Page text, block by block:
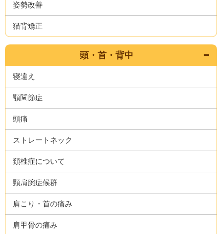
姿勢改善
猫背矯正
頭・首・背中
寝違え
顎関節症
頭痛
ストレートネック
頚椎症について
頸肩腕症候群
肩こり・首の痛み
肩甲骨の痛み